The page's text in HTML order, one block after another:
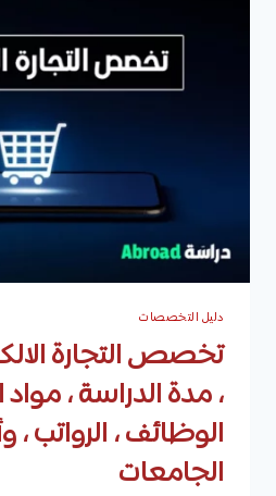
الجامعات
التي
تقدمه،
شروط
التقديم
دليل التخصصات
تخصص التجارة
، مدة الدراسة ،
الوظائف ، الرواتب
الجامعات